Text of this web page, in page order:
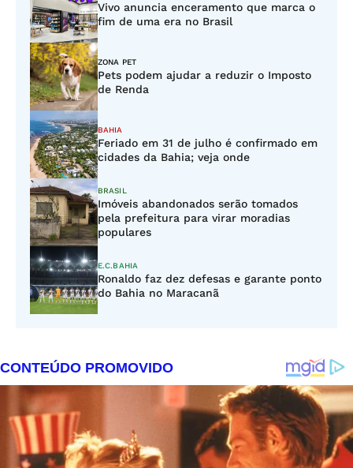
Vivo anuncia enceramento que marca o
fim de uma era no Brasil
ZONA PET
Pets podem ajudar a reduzir o Imposto
de Renda
BAHIA
Feriado em 31 de julho é confirmado em
cidades da Bahia; veja onde
BRASIL
Imóveis abandonados serão tomados
pela prefeitura para virar moradias
populares
E.C.BAHIA
Ronaldo faz dez defesas e garante ponto
do Bahia no Maracanã